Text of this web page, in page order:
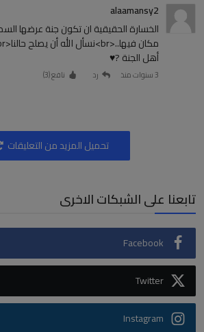
alaamansy2
الخسارة الحقيقية ان تكون جنة عرضها
أهل الجنة ?♥️
3 سنوات منذ رد نافع (3
)
تحميل المزيد من التعليقات
تابعنا على الشبكات الاخرى
Facebook
Twitter
Instagram